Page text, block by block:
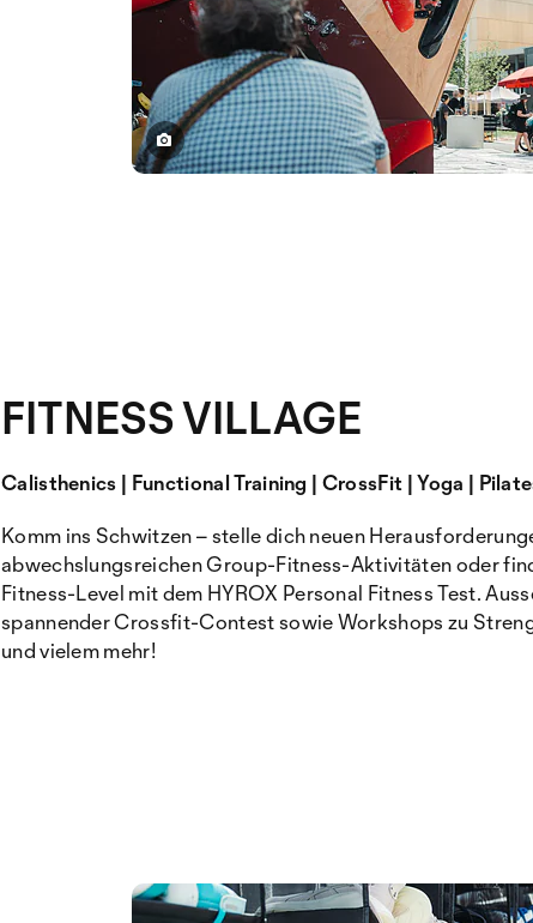
FITNESS VILLAGE
Calisthenics | Functional Training | CrossFit | Yoga |
Komm ins Schwitzen – stelle dich neuen
abwechslungsreichen Group-Fitness-Aktivitäten oder
Fitness-Level mit dem HYROX Personal Fitness Test.
spannender Crossfit-Contest sowie Workshops zu
und vielem mehr!